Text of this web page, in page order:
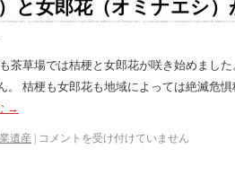
と女郎花（オミナエシ）
茶草場では桔梗と女郎花が咲き始めまし
。 桔梗も女郎花も地域によっては絶滅危
→
遺産 コメントを受け付けていません